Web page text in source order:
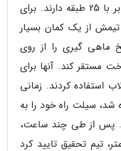
های هایپریون حداقل ارتفاعی برابر با 25 طبقه دارند. برای
از یک کمان بسیار
ماهی گیری را از روی
مستقر کند. آنها برای
استفاده کردند. زمانی
شد، سیلت راه خود را به
از طی چند ساعت،
انداختن نوارهایی به طول 100 متر، تیم تحقیق تایید کرد